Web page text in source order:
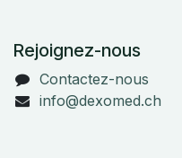
Rejoignez-nous
Contactez-nous
info@dexomed.ch